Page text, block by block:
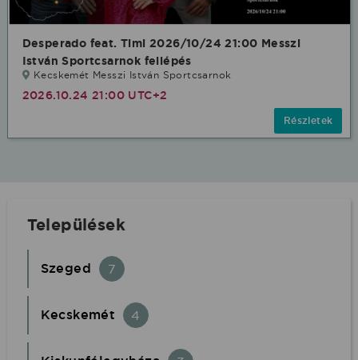
Desperado feat. Timi 2026/10/24 21:00 Messzi
István Sportcsarnok fellépés
Kecskemét Messzi István Sportcsarnok
2026.10.24 21:00 UTC+2
Részletek
Települések
Szeged 7
Kecskemét 4